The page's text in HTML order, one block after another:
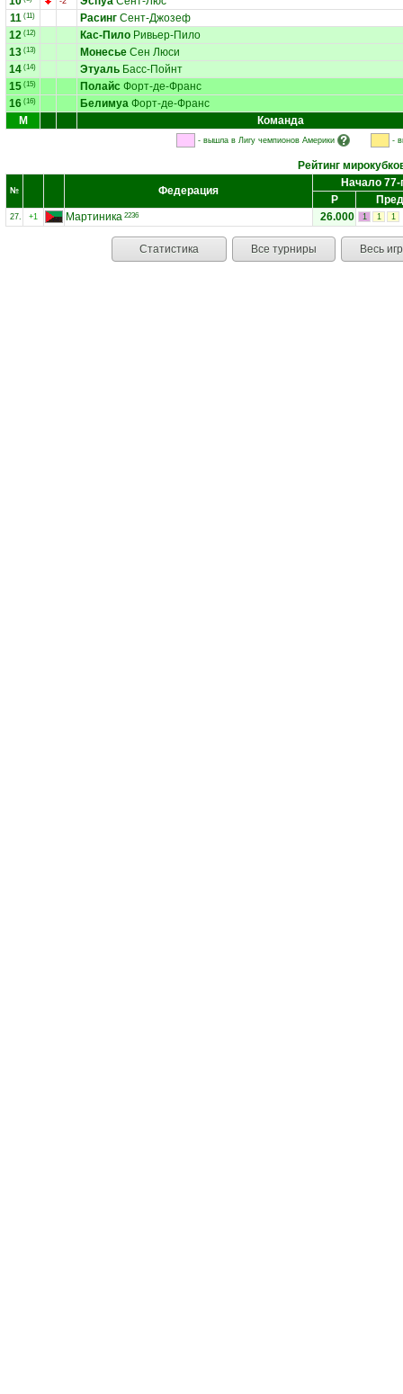
11 (11) Расинг Сент-Джозеф
12 (12) Кас-Пило Ривьер-Пило
13 (13) Монесье Сен Люси
14 (14) Этуаль Басс-Пойнт
15 (15) Полайс Форт-де-Франс
16 (16) Белимуа Форт-де-Франс
М
Команда
- вышла в Лигу чемпионов Америки -
Рейтинг
№ Федерация
Начало 77-
Р
27. +1 Мартиника 2236 26.000 1 1 1
Статистика Все турниры Весь